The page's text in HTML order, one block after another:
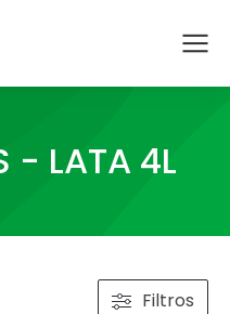
- LATA 4L
Filtros